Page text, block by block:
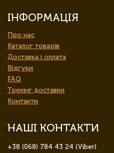
ІНФОРМАЦІЯ
Про нас
Каталог товарів
Доставка і оплата
Відгуки
FAQ
Трекінг доставки
Контакти
НАШІ КОНТАКТИ
+38 (068) 784 43 24 (Viber)